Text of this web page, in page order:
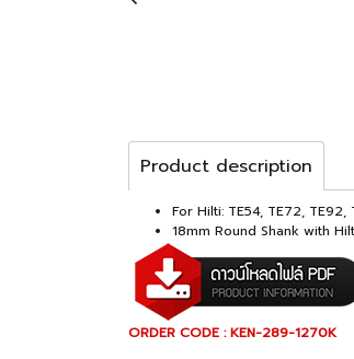
Product description
For Hilti: TE54, TE72, TE92,
18mm Round Shank with
ORDER CODE : KEN-289-1270K